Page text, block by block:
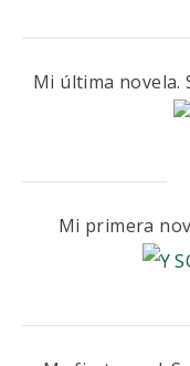
Mi última novela.
Mi primera